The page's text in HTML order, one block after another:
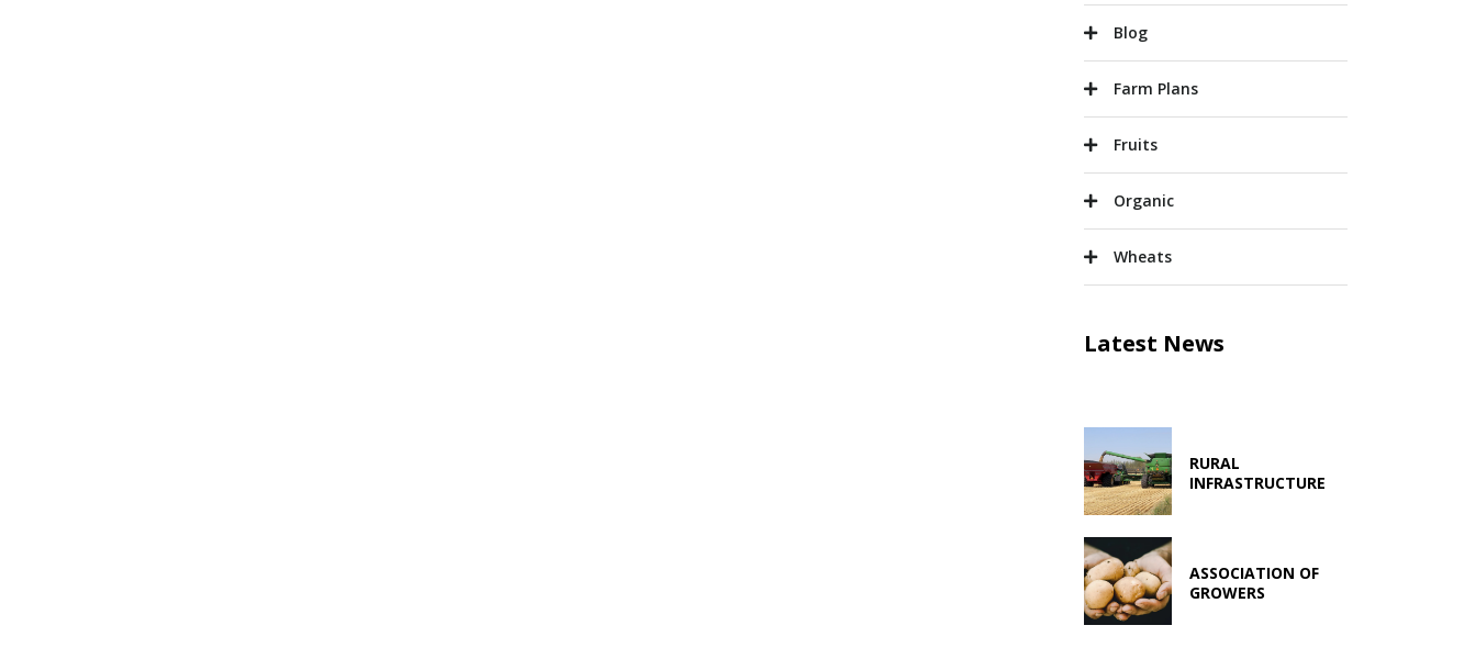
Blog
Farm Plans
Fruits
Organic
Wheats
Latest News
RURAL
INFRASTRUCTURE
ASSOCIATION OF
GROWERS